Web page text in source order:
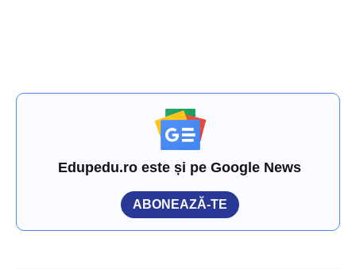
Edupedu.ro este și pe Google News
ABONEAZĂ-TE